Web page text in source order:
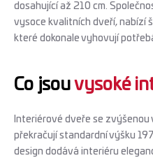
dosahující až 210 cm.
vysoce kvalitních dveří, nabízí
které dokonale vyhovují
Co jsou vysoké
Interiérové ​​dveře se zvýšenou
překračují standardní výšku
design dodává interiéru